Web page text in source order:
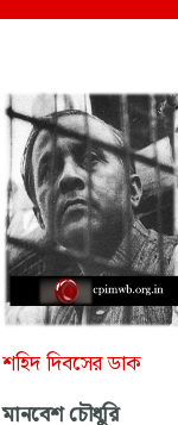
শহিদ দিবসের ডাক
মানবেশ চৌধুরি